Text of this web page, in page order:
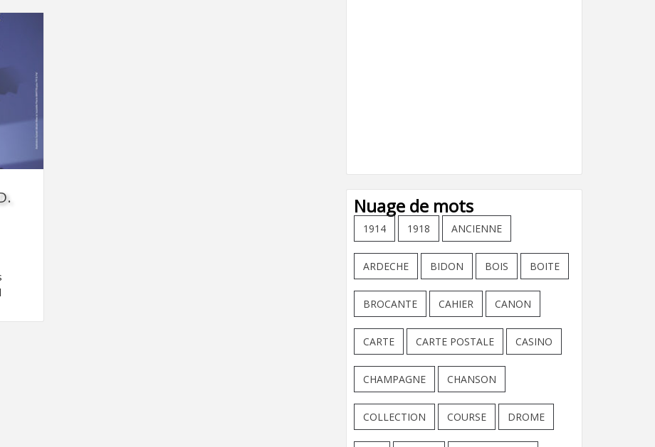
Nuage de mots
1914 1918 ANCIENNE
ARDECHE BIDON BOIS BOITE
BROCANTE CAHIER CANON
CARTE CARTE POSTALE CASINO
CHAMPAGNE CHANSON
COLLECTION COURSE DROME